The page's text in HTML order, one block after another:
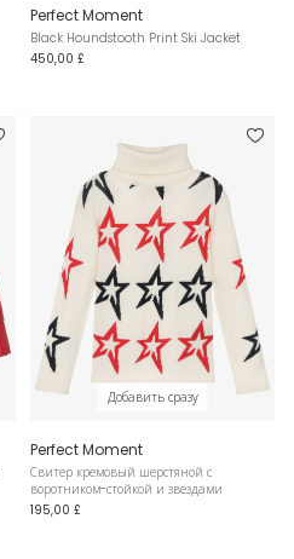
Perfect Moment
Black Houndstooth Print Ski Jacket
450,00 £
Добавить сразу
Perfect Moment
Свитер кремовый шерстяной с
воротником-стойкой и звездами
195,00 £